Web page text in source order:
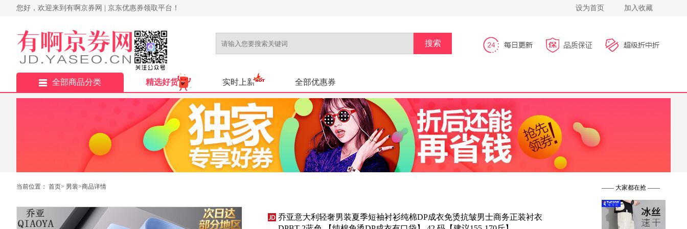
您好，欢迎来到有啊京券网 | 京东优惠券领取平台！ 设为首页 加入收藏
全部商品分类 精选好货 实时上新 全部优惠券
当前位置： 首页> 男装>商品详情
乔亚意大利轻奢男装夏季短袖衬衫纯棉DP成衣免烫抗皱男士商务正装衬衣
—— 大家都在抢 ——